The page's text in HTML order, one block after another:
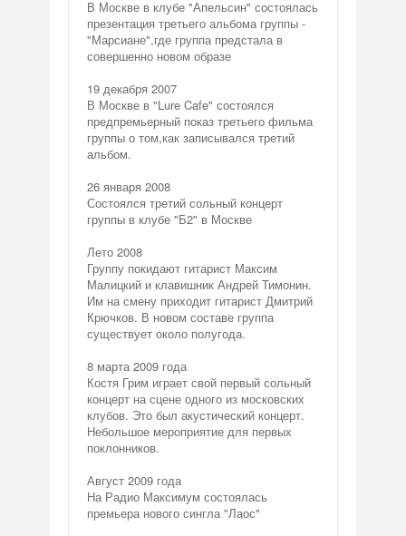
В Москве в клубе "Апельсин" состоялась
презентация третьего альбома группы -
"Марсиане",где группа предстала в
совершенно новом образе
19 декабря 2007
В Москве в "Lure Cafe" состоялся
предпремьерный показ третьего фильма
группы о том,как записывался третий
альбом.
26 января 2008
Состоялся третий сольный концерт
группы в клубе "Б2" в Москве
Лето 2008
Группу покидают гитарист Максим
Малицкий и клавишник Андрей Тимонин.
Им на смену приходит гитарист Дмитрий
Крючков. В новом составе группа
существует около полугода.
8 марта 2009 года
Костя Грим играет свой первый сольный
концерт на сцене одного из московских
клубов. Это был акустический концерт.
Небольшое мероприятие для первых
поклонников.
Август 2009 года
На Радио Максимум состоялась
премьера нового сингла "Лаос"